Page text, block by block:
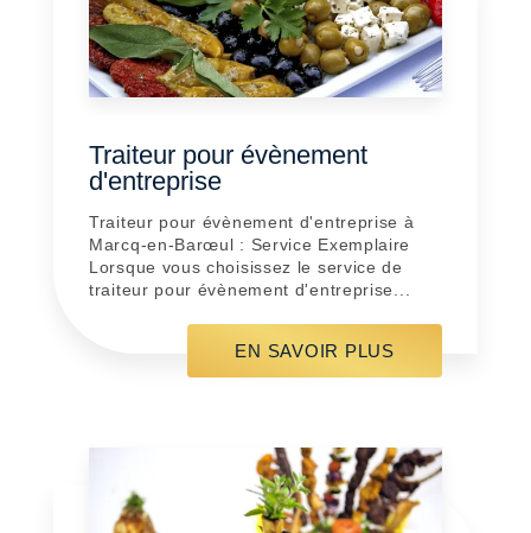
Traiteur pour évènement
d'entreprise
Traiteur pour évènement d'entreprise à
Marcq-en-Barœul : Service Exemplaire
Lorsque vous choisissez le service de
traiteur pour évènement d'entreprise...
EN SAVOIR PLUS